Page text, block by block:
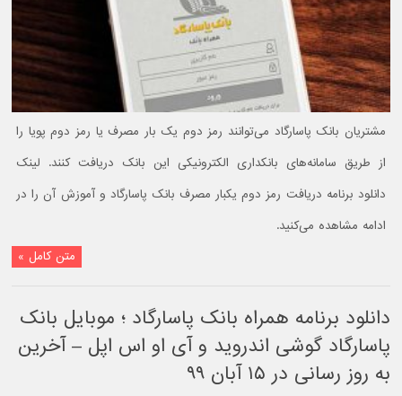
مشتریان بانک پاسارگاد می‌توانند رمز دوم یک بار مصرف یا رمز دوم پویا را
از طریق سامانه‌های بانکداری الکترونیکی این بانک دریافت کنند. لینک
دانلود برنامه دریافت رمز دوم یکبار مصرف بانک پاسارگاد و آموزش آن را در
ادامه مشاهده می‌کنید.
متن کامل »
دانلود برنامه همراه بانک پاسارگاد ؛ موبایل بانک
پاسارگاد گوشی اندروید و آی او اس اپل – آخرین
به روز رسانی در ۱۵ آبان ۹۹